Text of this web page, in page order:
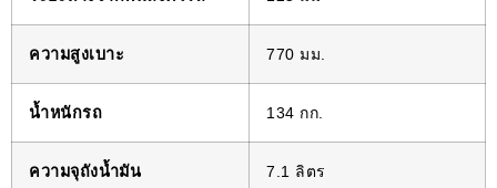
ความสูงเบาะ 770 มม.
น้ำหนักรถ 134 กก.
ความจุถังน้ำมัน 7.1 ลิตร